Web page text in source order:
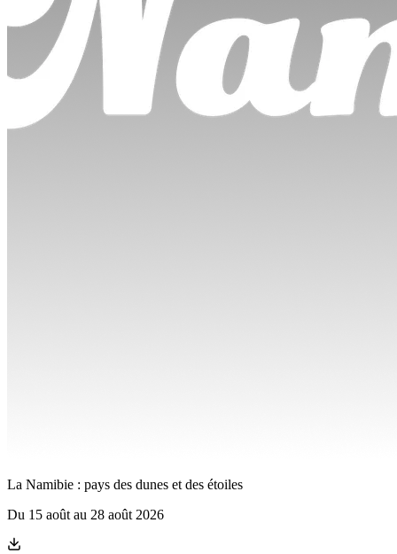
La Namibie : pays des dunes et des étoiles
Du 15 août au 28 août 2026